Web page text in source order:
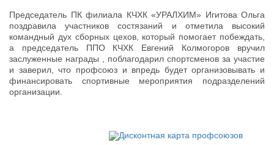
Председатель ПК филиала КЧХК «УРАЛХИМ» Игитова Ольга
поздравила участников состязаний и отметила высокий
командный дух сборных цехов, который помогает побеждать,
а председатель ППО КЧХК Евгений Колмогоров вручил
заслуженные награды , поблагодарил спортсменов за участие
и заверил, что профсоюз и впредь будет организовывать и
финансировать спортивные мероприятия подразделений
организации.